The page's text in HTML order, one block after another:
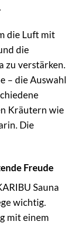
die Luft mit
die
zu verstärken.
– die Auswahl
Kräutern wie
Die
Freude
Sauna
wichtig.
mit einem